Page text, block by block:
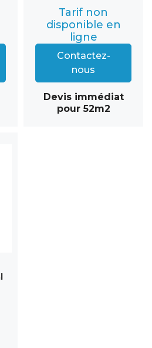
Tarif non
disponible en
ligne
Contactez-
nous
Devis immédiat
pour 52m2